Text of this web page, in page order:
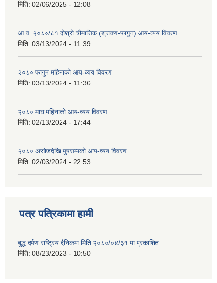
मिति: 02/06/2025 - 12:08
आ.व. २०८०/८१ दोश्रो चौमासिक (श्रावण-फागुन) आय-व्यय विवरण
मिति: 03/13/2024 - 11:39
२०८० फागुन महिनाको आय-व्यय विवरण
मिति: 03/13/2024 - 11:36
२०८० माघ महिनाको आय-व्यय विवरण
मिति: 02/13/2024 - 17:44
२०८० असोजदेखि पुषसम्मको आय-व्यय विवरण
मिति: 02/03/2024 - 22:53
पत्र पत्रिकामा हामी
बुद्ध दर्पण राष्ट्रिय दैनिकमा मिति २०८०/०४/३१ मा प्रकाशित
मिति: 08/23/2023 - 10:50